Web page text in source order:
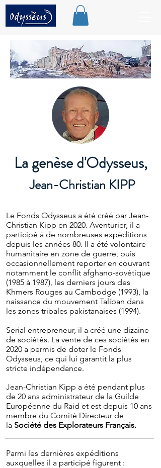
La genèse d'Odysseus,
Jean-Christian KIPP
Le Fonds Odysseus a été créé par Jean-
Christian Kipp en 2020. Aventurier, il a
participé à de nombreuses expéditions
depuis les années 80. Il a été volontaire
humanitaire en zone de guerre, puis
occasionnellement reporter en couvrant
notamment le conflit afghano-sovétique
(1985 à 1987), les derniers jours des
Khmers Rouges au Cambodge (1993), la
naissance du mouvement Taliban dans
les zones tribales pakistanaises (1994).
Serial entrepreneur, il a créé une dizaine
de sociétés. La vente de ces sociétés en
2020 a permis de doter le Fonds
Odysseus, ce qui lui garantit la plus
stricte indépendance.
Jean-Christian Kipp a été pendant plus
de 20 ans administrateur de la Guilde
Européenne du Raid et est depuis 10 ans
membre du Comité Directeur de
la Société des Explorateurs Français.
Parmi les dernières expéditions
auxquelles il a participé figurent :